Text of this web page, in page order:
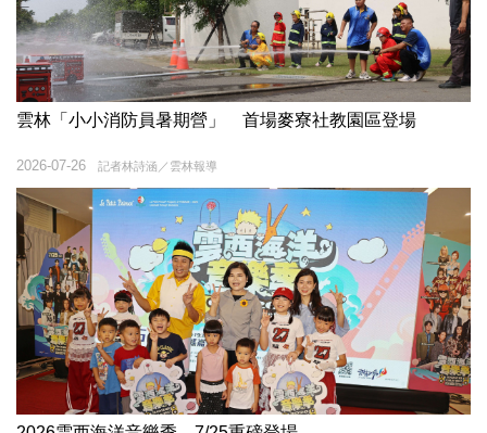
雲林「小小消防員暑期營」 首場麥寮社教園區登場
記者林詩涵／雲林報導
2026-07-26